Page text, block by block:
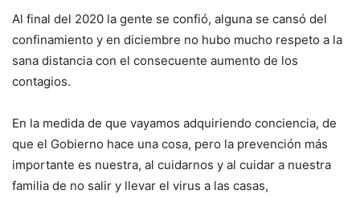
Al final del 2020 la gente se confió, alguna se cansó del
confinamiento y en diciembre no hubo mucho respeto a la
sana distancia con el consecuente aumento de los
contagios.
En la medida de que vayamos adquiriendo conciencia, de
que el Gobierno hace una cosa, pero la prevención más
importante es nuestra, al cuidarnos y al cuidar a nuestra
familia de no salir y llevar el virus a las casas,